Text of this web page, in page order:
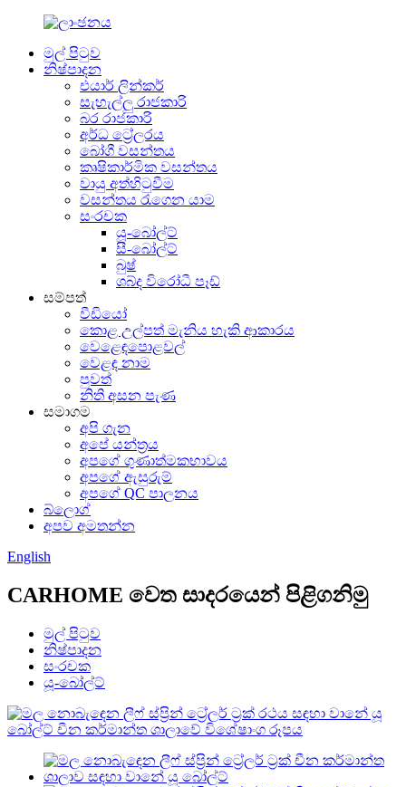
මුල් පිටුව
නිෂ්පාදන
එයාර් ලින්කර්
සැහැල්ලු රාජකාරි
බර රාජකාරි
අර්ධ ට්‍රේලරය
බෝගී වසන්තය
කෘෂිකාර්මික වසන්තය
වායු අත්හිටුවීම
වසන්තය රැගෙන යාම
සංරචක
යූ-බෝල්ට්
සී-බෝල්ට්
බුෂ්
ශබ්ද විරෝධී පෑඩ්
සම්පත්
වීඩියෝ
කොළ උල්පත් මැනිය හැකි ආකාරය
වෙළෙඳපොළවල්
වෙළඳ නාම
පුවත්
නිති අසන පැණ
සමාගම
අපි ගැන
අපේ යන්ත්‍රය
අපගේ ගුණාත්මකභාවය
අපගේ ඇසුරුම්
අපගේ QC පාලනය
බ්ලොග්
අපව අමතන්න
English
CARHOME වෙත සාදරයෙන් පිළිගනිමු
මුල් පිටුව
නිෂ්පාදන
සංරචක
යූ-බෝල්ට්